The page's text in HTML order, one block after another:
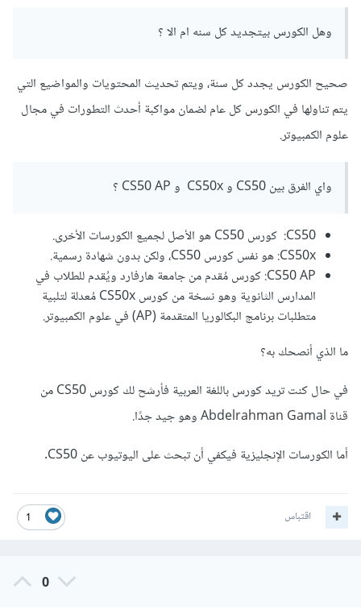
وهل الكورس بيتجديد كل سنه ام الا ؟
صحيح الكورس يجدد كل سنة، ويتم تحديث المحتويات والمواضيع التي
يتم تناولها في الكورس كل عام لضمان مواكبة أحدث التطورات في مجال
علوم الكمبيوتر.
واي الفرق بين CS50 و CS50x و CS50 AP ؟
CS50: كورس CS50 هو الأصل لجميع الكورسات الأخرى.
CS50x: هو نفس كورس CS50، ولكن بدون شهادة رسمية.
CS50 AP: كورس مُقدم من جامعة هارفارد ويُقدم للطلاب في
المدارس الثانوية وهو نسخة من كورس CS50x مُعدلة لتلبية
متطلبات برنامج البكالوريا المتقدمة (AP) في علوم الكمبيوتر.
ما الذي أنصحك به؟
في حال كنت تريد كورس باللغة العربية فأرشح لك كورس CS50 من
قناة Abdelrahman Gamal وهو جيد جدًا.
أما الكورسات الإنجليزية فيكفي أن تبحث على اليوتيوب عن CS50.
1 اقتباس
0